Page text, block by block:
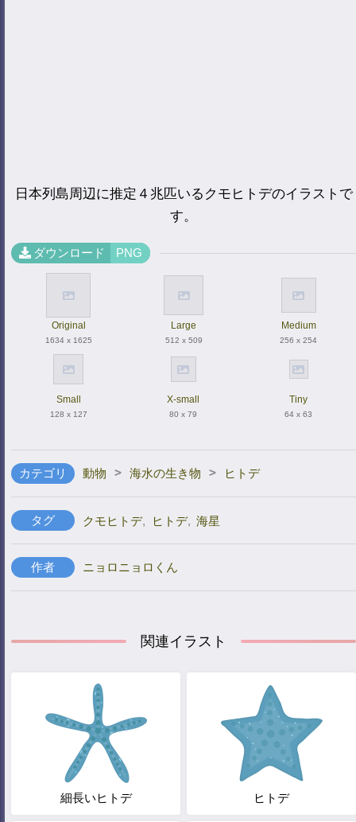
日本列島周辺に推定４兆匹いるクモヒトデのイラストで
す。
ダウンロード PNG
Original
1634 x 1625
Large
512 x 509
Medium
256 x 254
Small
128 x 127
X-small
80 x 79
Tiny
64 x 63
カテゴリ 動物 > 海水の生き物 > ヒトデ
タグ クモヒトデ, ヒトデ, 海星
作者 ニョロニョロくん
関連イラスト
細長いヒトデ ヒトデ